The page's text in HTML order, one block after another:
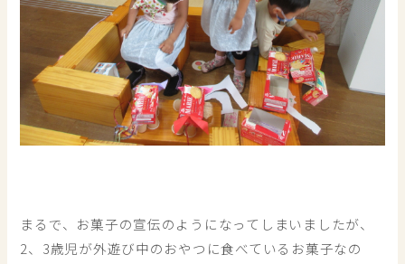
まるで、お菓子の宣伝のようになってしまいましたが、
2、3歳児が外遊び中のおやつに食べているお菓子なの